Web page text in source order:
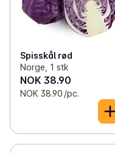
Spisskål rød
Norge, 1 stk
NOK 38.90
NOK 38.90 /pc.